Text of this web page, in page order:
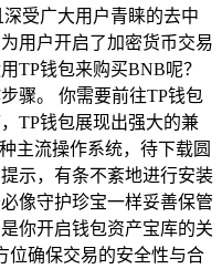
深受广大用户青睐的去中
用户开启了加密货币交易
TP钱包来购买BNB呢？
骤。 你需要前往TP钱包
TP钱包展现出强大的兼
主流操作系统，待下载圆
示，有条不紊地进行安装
像守护珍宝一样妥善保管
你开启钱包资产宝库的关
位确保交易的安全性与合